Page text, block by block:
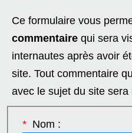
Ce formulaire vous
commentaire qui sera
internautes après avoir
site. Tout commentaire
avec le sujet du site sera
*Nom :